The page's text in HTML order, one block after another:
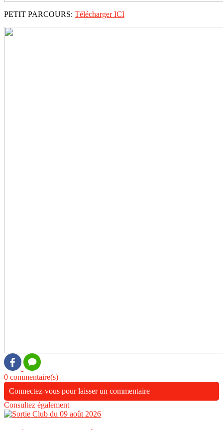
PETIT PARCOURS: Télécharger ICI
0 commentaire(s)
Connectez-vous pour laisser un commentaire
Consultez également